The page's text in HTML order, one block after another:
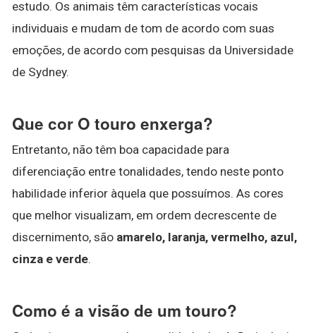
estudo. Os animais têm características vocais
individuais e mudam de tom de acordo com suas
emoções, de acordo com pesquisas da Universidade
de Sydney.
Que cor O touro enxerga?
Entretanto, não têm boa capacidade para
diferenciação entre tonalidades, tendo neste ponto
habilidade inferior àquela que possuímos. As cores
que melhor visualizam, em ordem decrescente de
discernimento, são amarelo, laranja, vermelho, azul,
cinza e verde.
Como é a visão de um touro?